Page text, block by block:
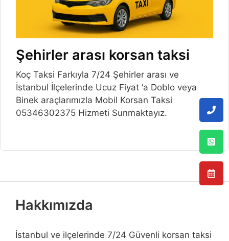
Şehirler arası korsan taksi
Koç Taksi Farkıyla 7/24 Şehirler arası ve
İstanbul İlçelerinde Ucuz Fiyat ‘a Doblo veya
Binek araçlarımızla Mobil Korsan Taksi
05346302375 Hizmeti Sunmaktayız.
Hakkımızda
İstanbul ve ilçelerinde 7/24 Güvenli korsan taksi